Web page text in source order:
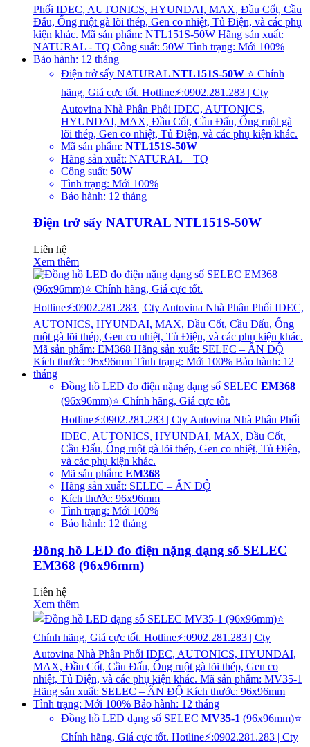
Điện trở sấy NATURAL NTL151S-50W ⭐ Chính
hãng, Giá cực tốt. Hotline⚡:0902.281.283 | Cty
Autovina Nhà Phân Phối IDEC, AUTONICS,
HYUNDAI, MAX, Đầu Cốt, Cầu Đấu, Ống ruột gà
lõi thép, Gen co nhiệt, Tủ Điện, và các phụ kiện khác.
Mã sản phẩm: NTL151S-50W
Hãng sản xuất: NATURAL – TQ
Công suất: 50W
Tình trạng: Mới 100%
Bảo hành: 12 tháng
Điện trở sấy NATURAL NTL151S-50W
Liên hệ
Xem thêm
Đồng hồ LED đo điện nặng dạng số SELEC EM368
(96x96mm)⭐ Chính hãng, Giá cực tốt.
Hotline⚡:0902.281.283 | Cty Autovina Nhà Phân Phối
IDEC, AUTONICS, HYUNDAI, MAX, Đầu Cốt,
Cầu Đấu, Ống ruột gà lõi thép, Gen co nhiệt, Tủ Điện,
và các phụ kiện khác.
Mã sản phẩm: EM368
Hãng sản xuất: SELEC – ẤN ĐỘ
Kích thước: 96x96mm
Tình trạng: Mới 100%
Bảo hành: 12 tháng
Đồng hồ LED đo điện nặng dạng số SELEC
EM368 (96x96mm)
Liên hệ
Xem thêm
Đồng hồ LED dạng số SELEC MV35-1 (96x96mm)⭐
Chính hãng, Giá cực tốt. Hotline⚡:0902.281.283 | Cty